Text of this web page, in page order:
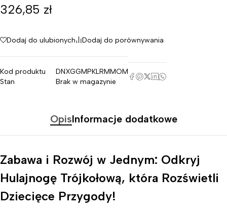
326,85 zł
Dodaj do ulubionych Dodaj do porównywania
Kod produktu
DNXGGMPKLRMMOM
Stan
Brak w magazynie
OpisInformacje dodatkowe
Zabawa i Rozwój w Jednym: Odkryj
Hulajnogę Trójkołową, która Rozświetli
Dziecięce Przygody!